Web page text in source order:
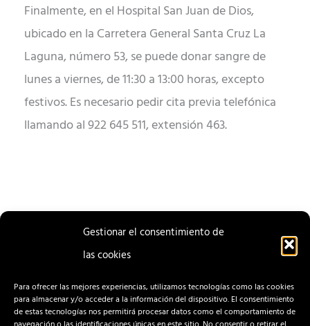
Gestionar el consentimiento de
las cookies
Para ofrecer las mejores experiencias, utilizamos tecnologías como las cookies
para almacenar y/o acceder a la información del dispositivo. El consentimiento
de estas tecnologías nos permitirá procesar datos como el comportamiento de
Finalmente, en el Hospital San Juan de Dios,
ubicado en la Carretera General Santa Cruz La
Laguna, número 53, se puede donar sangre de
lunes a viernes, de 11:30 a 13:00 horas, excepto
festivos. Es necesario pedir cita previa telefónica
llamando al 922 645 511, extensión 463.
ENTRADA